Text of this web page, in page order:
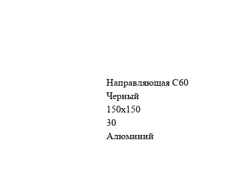
Направляющая С60
Черный
150х150
30
Алюминий